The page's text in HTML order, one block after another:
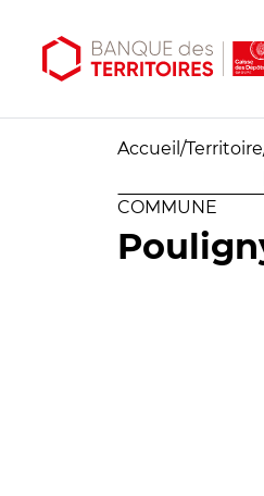
Accueil /Territoire
COMMUNE